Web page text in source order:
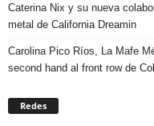
Caterina Nix y su nueva
metal de California Dreamin
Carolina Pico Ríos, La Mafe
second hand al front row de
Redes